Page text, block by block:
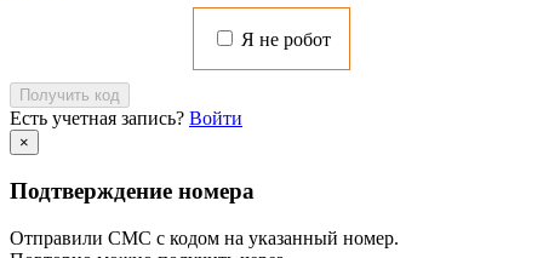
Я не робот
Получить код
Есть учетная запись? Войти
×
Подтверждение номера
Отправили СМС с кодом на указанный номер.